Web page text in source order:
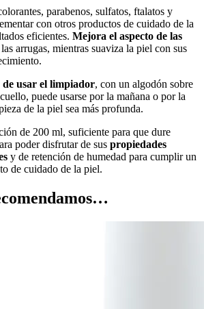
parabenos, sulfatos, ftalatos y
con otros productos de cuidado de la
eficientes. Mejora el aspecto de las
arrugas, mientras suaviza la piel con sus
usar el limpiador, con un algodón sobre
puede usarse por la mañana o por la
de la piel sea más profunda.
de 200 ml, suficiente para que dure
poder disfrutar de sus propiedades
y de retención de humedad para cumplir un
de cuidado de la piel.